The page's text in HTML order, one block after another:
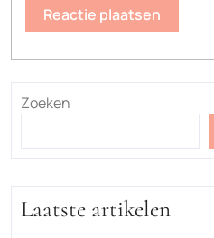
Zoeken
Laatste artikelen